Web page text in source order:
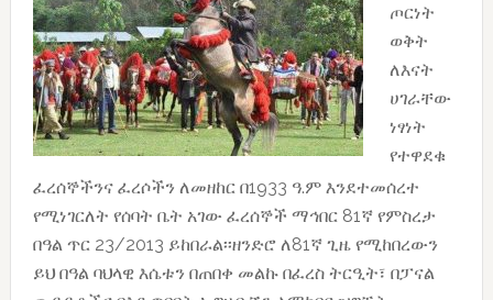
ጦርነት
ወቅት
ለእናት
ሀገራቸው
ነፃነት
የተዋደቁ
ፈረሰኞችንና ፈረሶችን ለመዘከር በ1933 ዓ.ም እንደተመሰረተ
የሚነገርለት የሰባት ቤት አገው ፈረሰኞች ማኅበር 81ኛ የምስረታ
በዓል ጥር 23/2013 ይከበራል፡፡ዘንድሮ ለ81ኛ ጊዜ የሚከበረውን
ይህ በዓል ባህላዊ እሴቱን በጠበቀ መልኩ በፈረስ ትርዒት፣ በፓናል